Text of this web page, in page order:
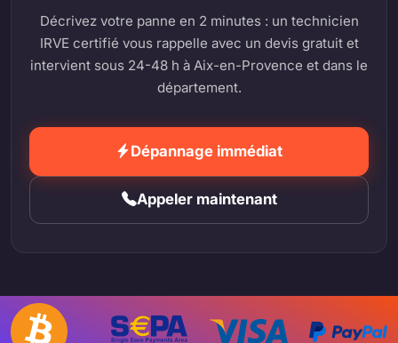
Décrivez votre panne en 2 minutes : un technicien
IRVE certifié vous rappelle avec un devis gratuit et
intervient sous 24-48 h à Aix-en-Provence et dans le
département.
Dépannage immédiat
Appeler maintenant